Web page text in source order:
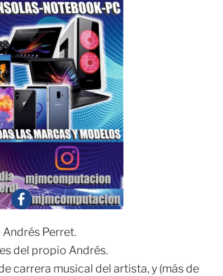
Perret.
del propio Andrés.
carrera musical del artista, y (más de